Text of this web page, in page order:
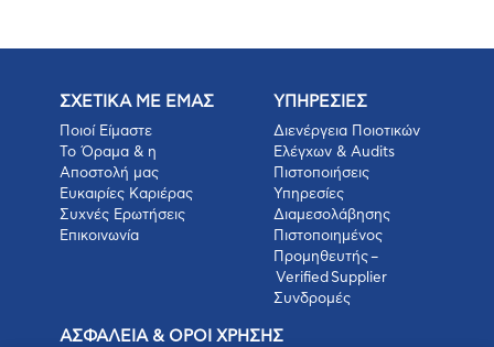
ΣΧΕΤΙΚΑ ΜΕ ΕΜΑΣ
Ποιοί Είμαστε
Το Όραμα & η
Αποστολή μας
Ευκαιρίες Καριέρας
Συχνές Ερωτήσεις
Επικοινωνία
ΥΠΗΡΕΣΙΕΣ
Διενέργεια Ποιοτικών
Ελέγχων & Audits
Πιστοποιήσεις
Υπηρεσίες
Διαμεσολάβησης
Πιστοποιημένος
Προμηθευτής –
Verified Supplier
Συνδρομές
ΑΣΦΑΛΕΙΑ & ΟΡΟΙ ΧΡΗΣΗΣ